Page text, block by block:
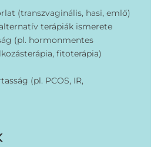
(transzvaginális, hasi, emlő)
terápiák ismerete
(pl. hormonmentes
fitoterápia)
(pl. PCOS, IR,